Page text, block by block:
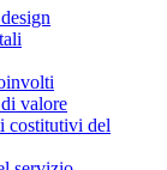
valore
costitutivi del